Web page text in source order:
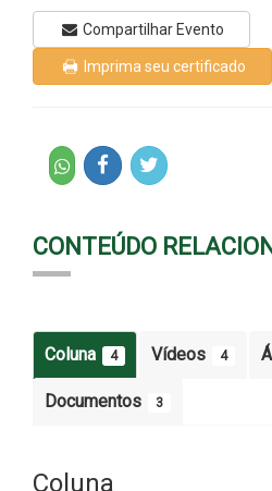
Compartilhar Evento
Imprima seu certificado
CONTEÚDO
Coluna 4 Vídeos 4
Documentos 3
Coluna